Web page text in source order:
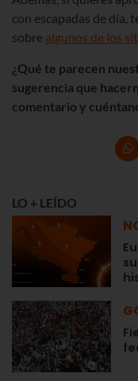
con escapadas de día,
sobre algunos de los
¿Qué te parecen
sugerencia que
comentario y
LO + LEÍDO